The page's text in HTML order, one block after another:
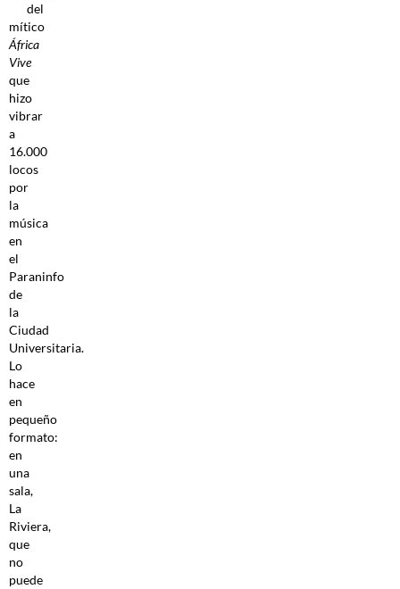
del
mítico
África
Vive
que
hizo
vibrar
a
16.000
locos
por
la
música
en
el
Paraninfo
de
la
Ciudad
Universitaria.
Lo
hace
en
pequeño
formato:
en
una
sala,
La
Riviera,
que
no
puede